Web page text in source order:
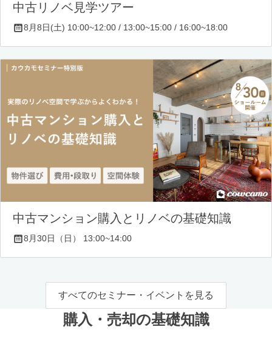
中古リノベ見学ツアー
8月8日(土) 10:00~12:00 / 13:00~15:00 / 16:00~18:00
中古マンション購入とリノベの基礎知識
8月30日（日） 13:00~14:00
すべてのセミナー・イベントを見る
購入・売却の基礎知識